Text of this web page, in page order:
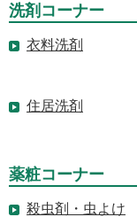
洗剤コーナー
衣料洗剤
住居洗剤
薬粧コーナー
殺虫剤・虫よけ